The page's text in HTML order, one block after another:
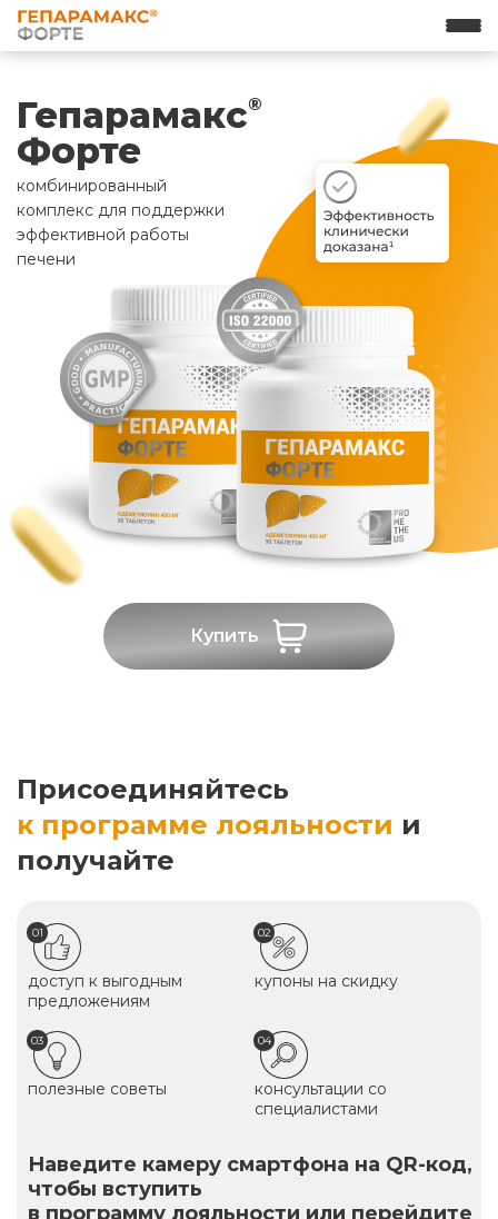
Гепарамакс®
Форте
комбинированный
комплекс для поддержки
эффективной работы
печени
Купить
Присоединяйтесь
к программе лояльности и
получайте
01
доступ к выгодным
предложениям
02
купоны на скидку
03
полезные советы
04
консультации со
специалистами
Наведите камеру смартфона на QR-код,
чтобы вступить
в программу лояльности или перейдите